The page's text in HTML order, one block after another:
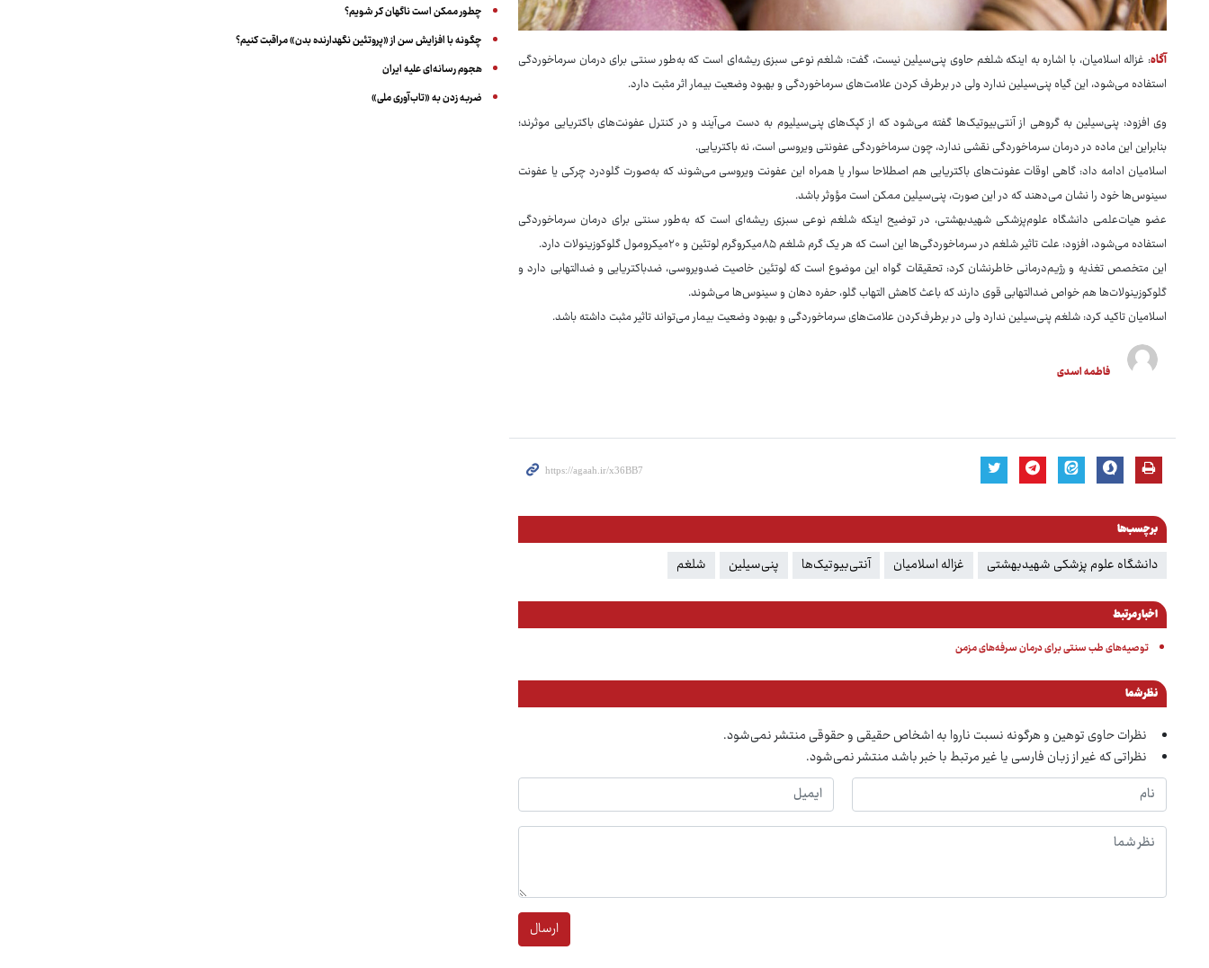
آگاه: غزاله اسلامیان، با اشاره به اینکه شلغم حاوی پنی‌سیلین نیست، گفت: شلغم نوعی سبزی ریشه‌ای است که به‌طور سنتی برای درمان سرماخوردگی
استفاده می‌شود، این گیاه پنی‌سیلین ندارد ولی در برطرف کردن علامت‌های سرماخوردگی و بهبود وضعیت بیمار اثر مثبت دارد.
وی افزود: پنی‌سیلین به گروهی از آنتی‌بیوتیک‌ها گفته می‌شود که از کپک‌های پنی‌سیلیوم به دست می‌آیند و در کنترل عفونت‌های باکتریایی موثرند؛
بنابراین این ماده در درمان سرماخوردگی نقشی ندارد، چون سرماخوردگی عفونتی ویروسی است، نه باکتریایی.
اسلامیان ادامه داد: گاهی اوقات عفونت‌های باکتریایی هم اصطلاحا سوار یا همراه این عفونت ویروسی می‌شوند که به‌صورت گلودرد چرکی یا عفونت
سینوس‌ها خود را نشان می‌دهند که در این صورت، پنی‌سیلین ممکن است مؤوثر باشد.
عضو هیات‌علمی دانشگاه علوم‌پزشکی شهیدبهشتی، در توضیح اینکه شلغم نوعی سبزی ریشه‌ای است که به‌طور سنتی برای درمان سرماخوردگی
استفاده می‌شود، افزود: علت تاثیر شلغم در سرماخوردگی‌ها این است که هر یک گرم شلغم ۸۵میکروگرم لوتئین و ۲۰میکرومول گلوکوزینولات دارد.
این متخصص تغذیه و رژیم‌درمانی خاطرنشان کرد: تحقیقات گواه این موضوع است که لوتئین خاصیت ضدویروسی، ضدباکتریایی و ضدالتهابی دارد و
گلوکوزینولات‌ها هم خواص ضدالتهابی قوی دارند که باعث کاهش التهاب گلو، حفره دهان و سینوس‌ها می‌شوند.
اسلامیان تاکید کرد: شلغم پنی‌سیلین ندارد ولی در برطرف‌کردن علامت‌های سرماخوردگی و بهبود وضعیت بیمار می‌تواند تاثیر مثبت داشته باشد.
فاطمه اسدی
برچسب‌ها
دانشگاه علوم پزشکی شهیدبهشتی غزاله اسلامیان آنتی‌بیوتیک‌ها پنی‌سیلین شلغم
اخبار مرتبط
توصیه‌های طب سنتی برای درمان سرفه‌های مزمن
نظر شما
نظرات حاوی توهین و هرگونه نسبت ناروا به اشخاص حقیقی و حقوقی منتشر نمی‌شود.
نظراتی که غیر از زبان فارسی یا غیر مرتبط با خبر باشد منتشر نمی‌شود.
ارسال
چطور ممکن است ناگهان کر شویم؟
چگونه با افزایش سن از «پروتئین نگهدارنده بدن» مراقبت کنیم؟
هجوم رسانه‌ای علیه ایران
ضربه زدن به «تاب‌آوری ملی»